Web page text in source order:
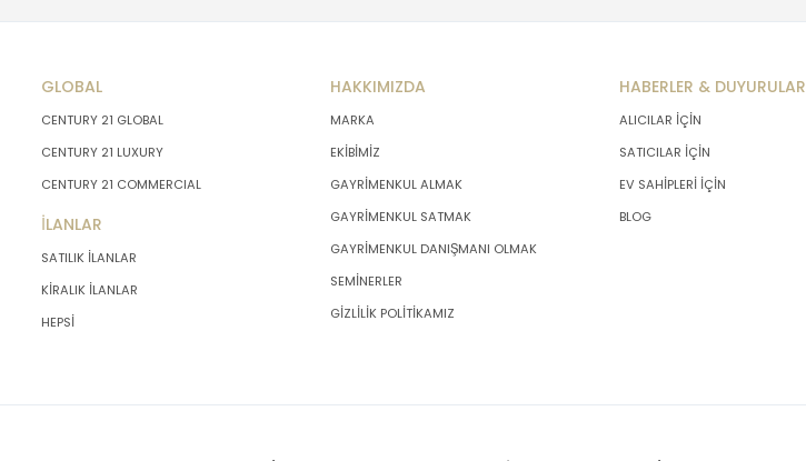
GLOBAL
CENTURY 21 GLOBAL
CENTURY 21 LUXURY
CENTURY 21 COMMERCIAL
İLANLAR
SATILIK İLANLAR
KİRALIK İLANLAR
HEPSİ
HAKKIMIZDA
MARKA
EKİBİMİZ
GAYRİMENKUL ALMAK
GAYRİMENKUL SATMAK
GAYRİMENKUL DANIŞMANI OLMAK
SEMİNERLER
GİZLİLİK POLİTİKAMIZ
HABERLER & DUYURULAR
ALICILAR İÇİN
SATICILAR İÇİN
EV SAHİPLERİ İÇİN
BLOG